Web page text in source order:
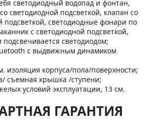
светодиодный водопад и фонтан,
светодиодной подсветкой, клапан со
подсветкой, светодиодные фонари по
с светодиодной подсветкой,
светодиодом;
с выдвижным динамиком
изоляция корпуса/пола/поверхности;
съемная крышка /ступени;
условий эксплуатации, 13 см.
ГАРАНТИЯ